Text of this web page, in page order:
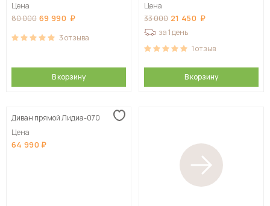
Цена
80 000 69 990
3отзыва
В корзину
Цена
33 000 21 450
за 1 день
1отзыв
В корзину
Диван прямой Лидиа-070
Цена
64 990